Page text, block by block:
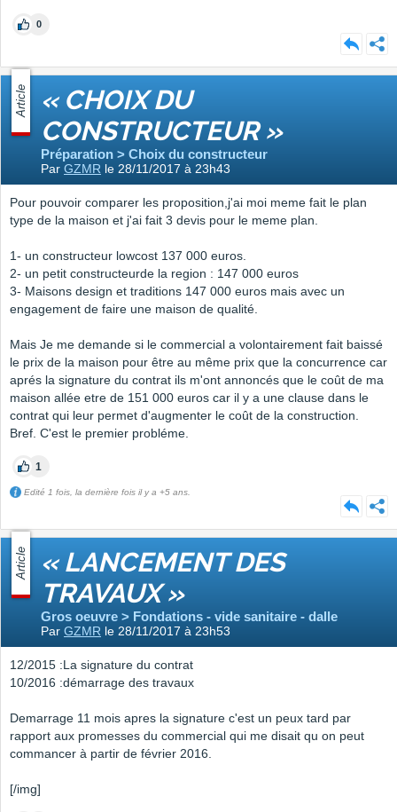
0
Article « CHOIX DU
CONSTRUCTEUR »
Préparation > Choix du constructeur
Par GZMR le 28/11/2017 à 23h43
Pour pouvoir comparer les proposition,j'ai moi meme fait le plan
type de la maison et j'ai fait 3 devis pour le meme plan.
1- un constructeur lowcost 137 000 euros.
2- un petit constructeurde la region : 147 000 euros
3- Maisons design et traditions 147 000 euros mais avec un
engagement de faire une maison de qualité.
Mais Je me demande si le commercial a volontairement fait baissé
le prix de la maison pour être au même prix que la concurrence car
aprés la signature du contrat ils m'ont annoncés que le coût de ma
maison allée etre de 151 000 euros car il y a une clause dans le
contrat qui leur permet d'augmenter le coût de la construction.
Bref. C'est le premier probléme.
1
Edité 1 fois, la dernière fois il y a +5 ans.
Article « LANCEMENT DES
TRAVAUX »
Gros oeuvre > Fondations - vide sanitaire - dalle
Par GZMR le 28/11/2017 à 23h53
12/2015 :La signature du contrat
10/2016 :démarrage des travaux
Demarrage 11 mois apres la signature c'est un peux tard par
rapport aux promesses du commercial qui me disait qu on peut
commancer à partir de février 2016.
[/img]